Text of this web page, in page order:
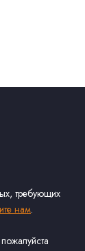
требующих
нам.